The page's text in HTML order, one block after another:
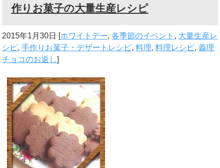
作りお菓子の大量生産レシピ
2015年1月30日 [ホワイトデー,各季節のイベント , 大量生産レ
シピ,手作りお菓子・デザートレシピ,料理,料理レシピ,義理
チョコのお返し]